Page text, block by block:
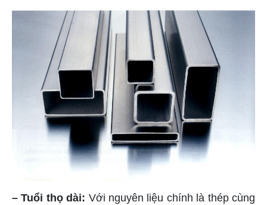
– Tuổi thọ dài: Với nguyên liệu chính là thép cùng